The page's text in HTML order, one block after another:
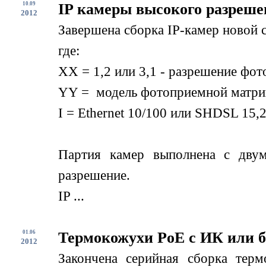
10.09
2012 IP камеры высокого
Завершена сборка IP-камер
где:
XX = 1,2 или 3,1 - разрешение
YY = модель фотоприемной
I = Ethernet 10/100 или SHDSL
Партия камер выполнена с
разрешение.
IP ...
01.06
2012 Термокожухи PoE с ИК или
Закончена серийная сборка